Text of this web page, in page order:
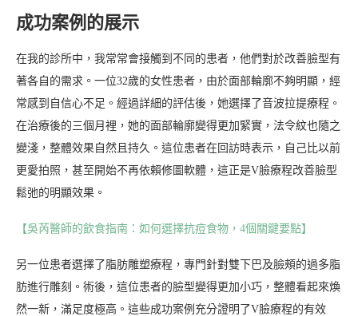
成功案例的展示
在我的診所中，我常常會接觸到不同的患者，他們對於改善臉型有
著各自的需求。一位32歲的女性患者，由於面部輪廓不夠明顯，經
常感到自信心不足。經過詳細的評估後，她選擇了音波拉提療程。
在治療後的三個月裡，她的面部輪廓變得更加緊實，法令紋也隨之
變淺，整體效果自然且持久。這位患者在回訪時表示，自己比以前
更愛拍照，甚至開始不再依賴修圖軟體，這正是V臉療程改善臉型
鬆弛的明顯效果。
【吳芮醫師的飲食指南：如何選擇抗痘食物，4個關鍵要點】
另一位患者選擇了脂肪雕塑療程，專門針對雙下巴及臉頰的過多脂
肪進行雕刻。術後，這位患者的臉型變得更加小巧，整體看起來煥
然一新，滿足度極高。這些成功案例充分證明了V臉療程的有效